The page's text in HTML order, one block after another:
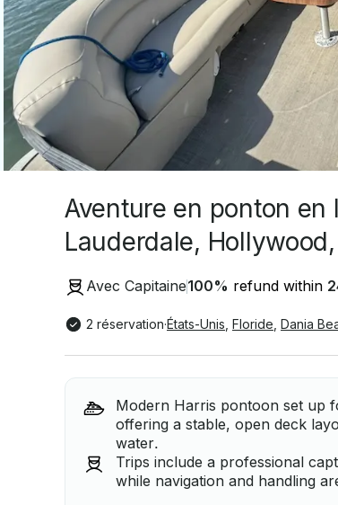
Aventure en ponton
Lauderdale,
Avec Capitaine100% refund within
2 réservation·États-Unis Floride Dania
Modern Harris pontoon set up
offering a stable, open deck
water.
Trips include a professional
while navigation and handling